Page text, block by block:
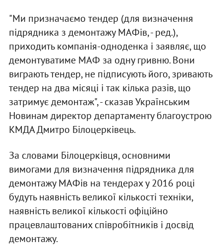
"Ми призначаємо тендер (для визначення
підрядника з демонтажу МАФів, - ред.),
приходить компанія-одноденка і заявляє, що
демонтуватиме МАФ за одну гривню. Вони
виграють тендер, не підписують його, зривають
тендер на два місяці і так кілька разів, що
затримує демонтаж", - сказав Українським
Новинам директор департаменту благоустрою
КМДА Дмитро Білоцерківець.
За словами Білоцерківця, основними
вимогами для визначення підрядника для
демонтажу МАФів на тендерах у 2016 році
будуть наявність великої кількості техніки,
наявність великої кількості офіційно
працевлаштованих співробітників і досвід
демонтажу.